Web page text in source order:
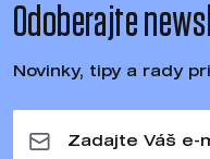
Odoberajte
Novinky, tipy a rady